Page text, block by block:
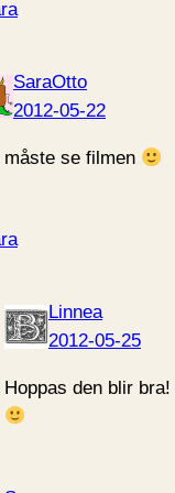
SaraOtto
2012-05-22
måste se filmen
Linnea
2012-05-25
Hoppas den blir bra!